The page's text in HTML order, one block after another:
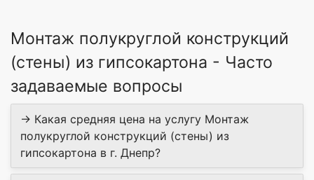
Монтаж полукруглой конструкций
(стены) из гипсокартона - Часто
задаваемые вопросы
→ Какая средняя цена на услугу Монтаж
полукруглой конструкций (стены) из
гипсокартона в г. Днепр?